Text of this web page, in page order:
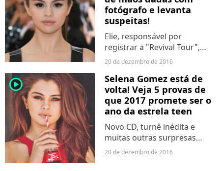
fotógrafo e levanta
suspeitas!
Elie, responsável por
registrar a "Revival Tour",
publicou a foto com a musa
namoro ou amizade!
20 de dezembro de 2016
player2
Selena Gomez está de
volta! Veja 5 provas de
que 2017 promete ser o
ano da estrela teen
Novo CD, turnê inédita e
muitas outras surpresas
podem estar vindo por aí.
20 de dezembro de 2016